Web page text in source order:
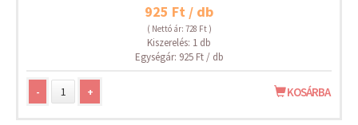
925 Ft / db
( Nettó ár: 728 Ft )
Kiszerelés: 1 db
Egységár: 925 Ft / db
- + KOSÁRBA